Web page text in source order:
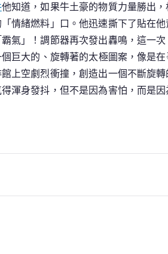
他知道，如果牛土豪的物質力量勝出
情緒燃料」口。他迅速撕下了貼在
氣」！調節器再次發出轟鳴，這一
巨大的、旋轉著的太極圖案，像是
空劇烈衝撞，創造出一個不斷旋
渾身發抖，但不是因為害怕，而是